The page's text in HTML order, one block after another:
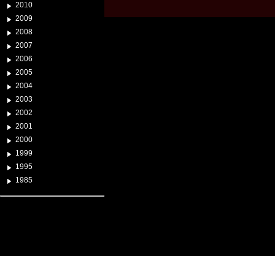
2010
2009
2008
2007
2006
2005
2004
2003
2002
2001
2000
1999
1995
1985